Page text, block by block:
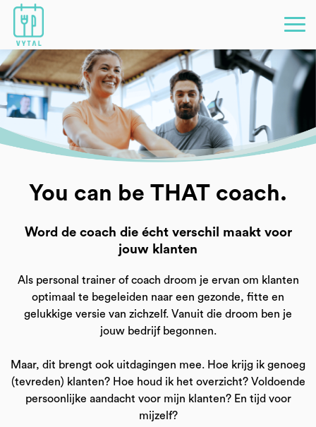
You can be THAT coach.
Word de coach die écht verschil maakt voor
jouw klanten
Als personal trainer of coach droom je ervan om klanten
optimaal te begeleiden naar een gezonde, fitte en
gelukkige versie van zichzelf. Vanuit die droom ben je
jouw bedrijf begonnen.
Maar, dit brengt ook uitdagingen mee. Hoe krijg ik genoeg
(tevreden) klanten? Hoe houd ik het overzicht? Voldoende
persoonlijke aandacht voor mijn klanten? En tijd voor
mijzelf?